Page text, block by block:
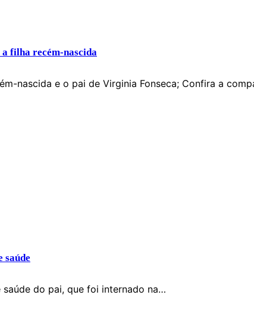
filha recém-nascida
nascida e o pai de Virginia Fonseca; Confira a
saúde
do pai, que foi internado na…